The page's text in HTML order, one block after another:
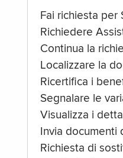
Fai richiesta per
Richiedere
Continua la
Localizzare la
Ricertifica i
Segnalare le
Visualizza i
Invia documenti
Richiesta di